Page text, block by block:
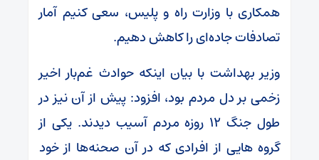
همکاری با وزارت راه و پلیس، سعی کنیم آمار
تصادفات جاده‌ای را کاهش دهیم.
وزیر بهداشت با بیان اینکه حوادث غم‌بار اخیر
زخمی بر دل مردم بود، افزود: پیش از آن نیز در
طول جنگ ۱۲ روزه مردم آسیب دیدند. یکی از
گروه هایی از افرادی که در آن صحنه‌ها از خود